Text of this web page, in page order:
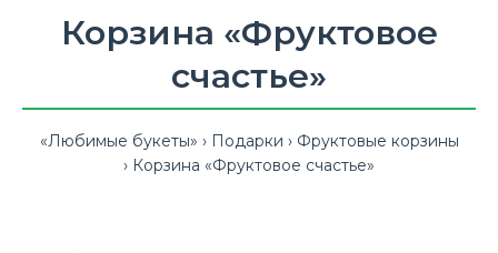
Корзина «Фруктовое
счастье»
«Любимые букеты» Подарки
Фруктовые корзины
Корзина «Фруктовое счастье»